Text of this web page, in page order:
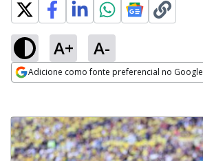
A+ A-
Adicione como fonte preferencial no Google